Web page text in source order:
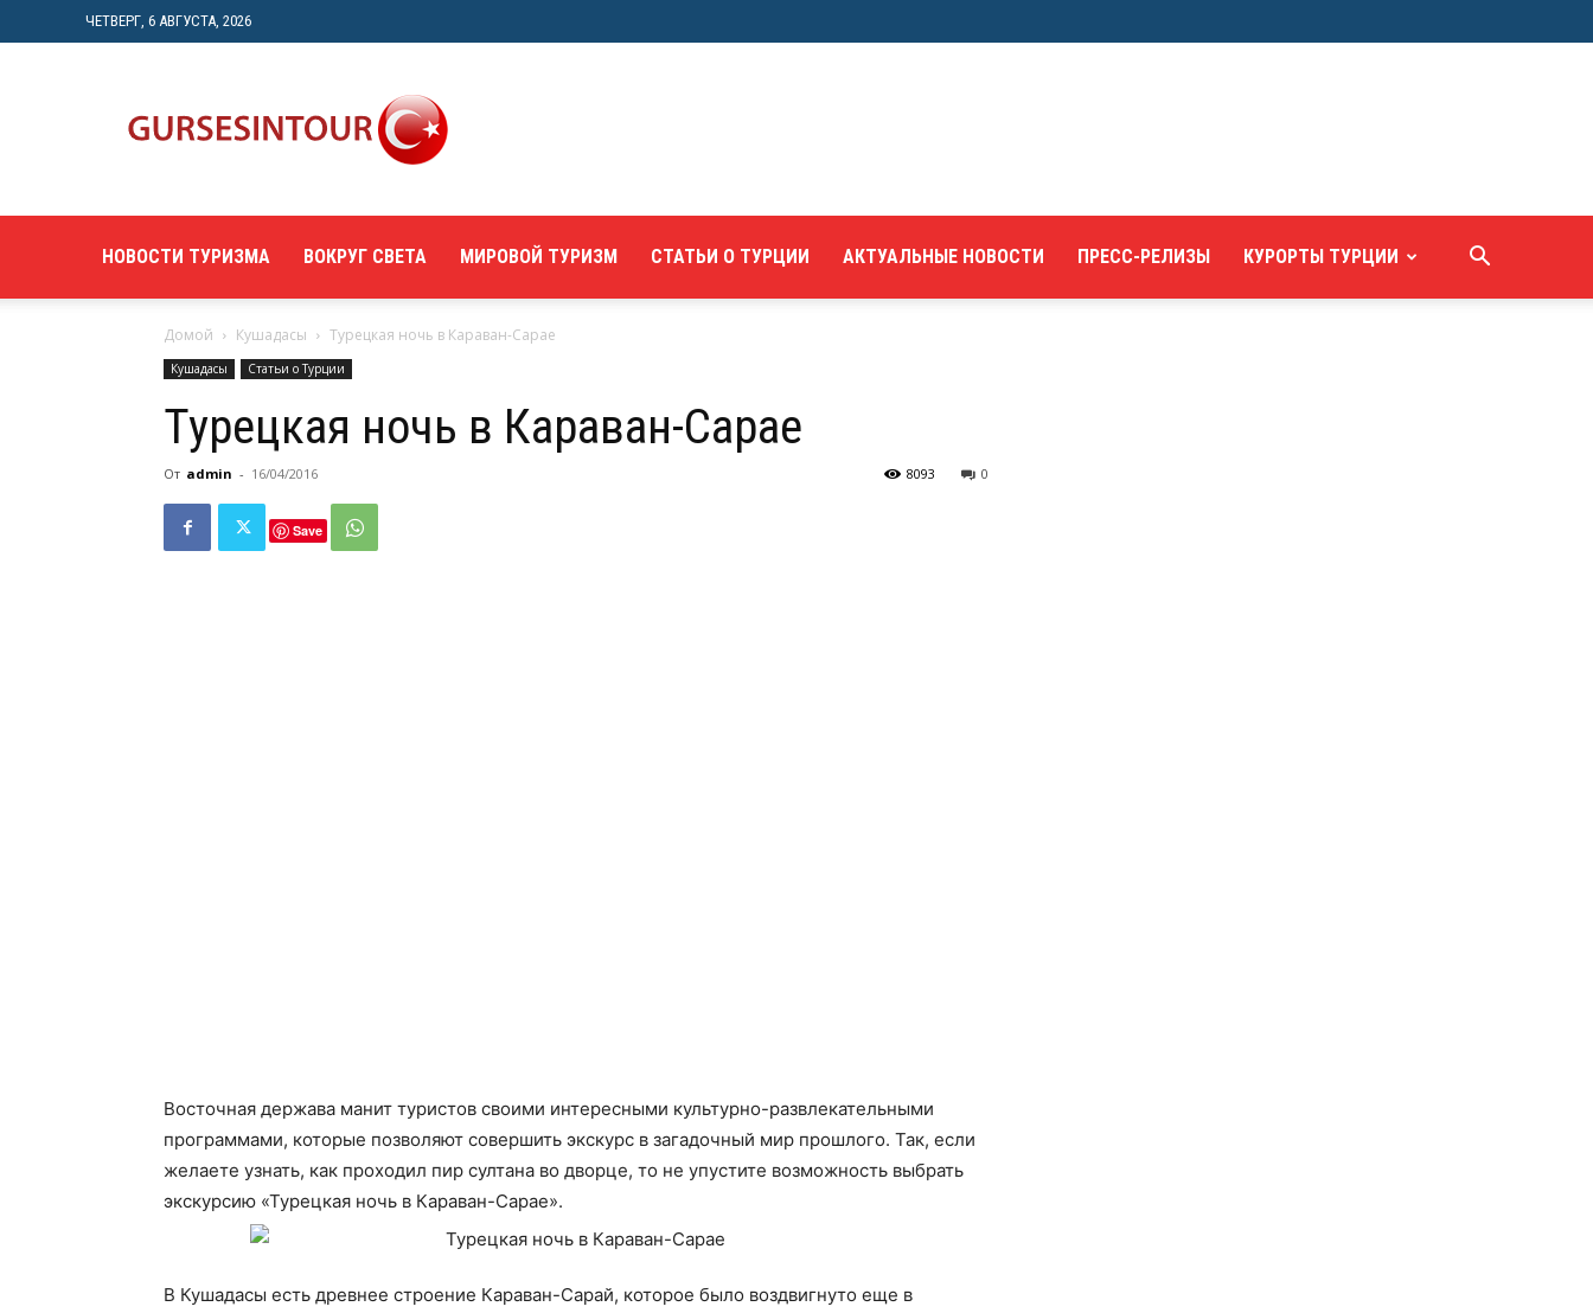
ЧЕТВЕРГ, 6 АВГУСТА, 2026
—
познавательный
туристический
НОВОСТИ ТУРИЗМА ВОКРУГ СВЕТА МИРОВОЙ ТУРИЗМ СТАТЬИ О ТУРЦИИ АКТУАЛЬНЫЕ НОВОСТИ ПРЕСС-РЕЛИЗЫ КУРОРТЫ ТУРЦИИ
Домой Кушадасы Турецкая ночь в Караван-Сарае
Кушадасы Статьи о Турции
Турецкая ночь в Караван-Сарае
От admin - 16/04/2016 0
8093
Save
Восточная держава манит туристов своими интересными культурно-развлекательными
программами, которые позволяют совершить экскурс в загадочный мир прошлого. Так, если
желаете узнать, как проходил пир султана во дворце, то не упустите возможность выбрать
экскурсию «Турецкая ночь в Караван-Сарае».
В Кушадасы есть древнее строение Караван-Сарай, которое было воздвигнуто еще в